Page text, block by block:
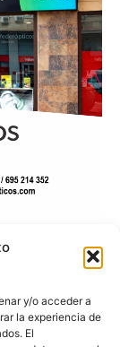
y/o acceder a
la experiencia de
El